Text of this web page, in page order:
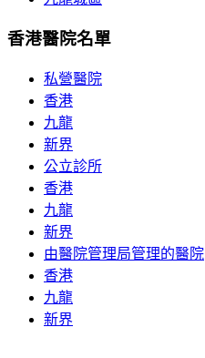
香港醫院名單
私營醫院
香港
九龍
新界
公立診所
香港
九龍
新界
由醫院管理局管理的醫院
香港
九龍
新界